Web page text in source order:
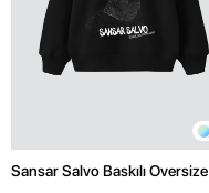
Sansar Salvo Baskılı Oversize